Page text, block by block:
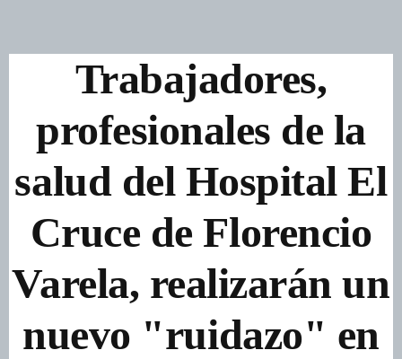
Trabajadores,
profesionales de la
salud del Hospital El
Cruce de Florencio
Varela, realizarán un
nuevo "ruidazo" en